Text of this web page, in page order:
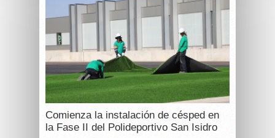
Comienza la instalación de césped en
la Fase II del Polideportivo San Isidro